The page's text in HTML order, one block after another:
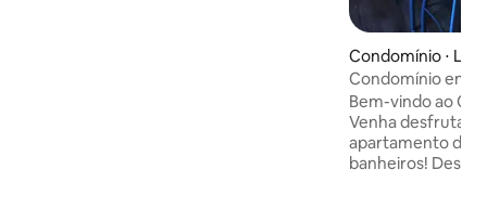
Condomínio ⋅
Condomínio em
Bem-vindo ao
Venha desfrutar
apartamento de
banheiros!